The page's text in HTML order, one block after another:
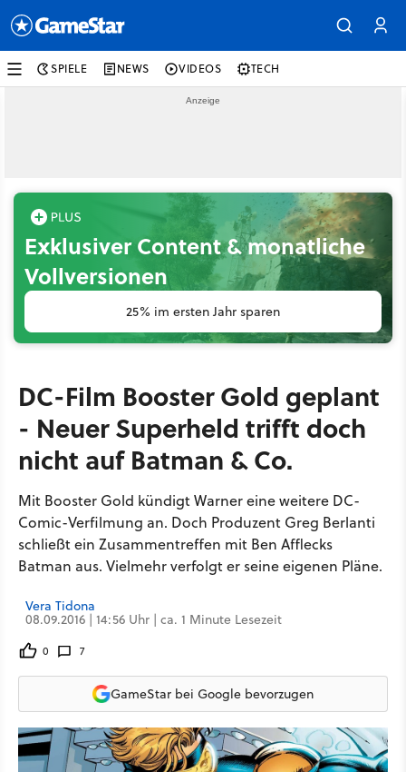
SPIELE NEWS VIDEOS TECH
Exklusiver Content & monatliche
Vollversionen
25% im ersten Jahr sparen
DC-Film Booster Gold geplant
- Neuer Superheld trifft doch
nicht auf Batman & Co.
Mit Booster Gold kündigt Warner eine weitere DC-
Comic-Verfilmung an. Doch Produzent Greg Berlanti
schließt ein Zusammentreffen mit Ben Afflecks
Batman aus. Vielmehr verfolgt er seine eigenen Pläne.
Vera Tidona
08.09.2016 | 14:56 Uhr | ca. 1 Minute Lesezeit
0 7
GameStar bei Google bevorzugen